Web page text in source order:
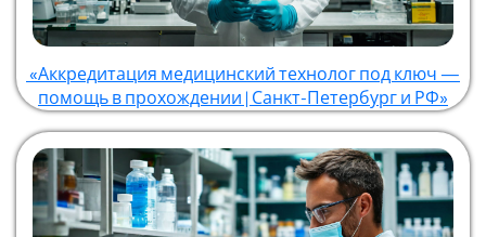
«Аккредитация медицинский технолог под ключ —
помощь в прохождении | Санкт-Петербург и РФ»